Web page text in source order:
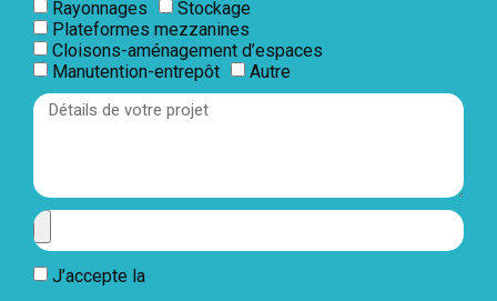
Rayonnages
Stockage
Plateformes mezzanines
Cloisons-aménagement d’espaces
Manutention-entrepôt
Autre
J’accepte la